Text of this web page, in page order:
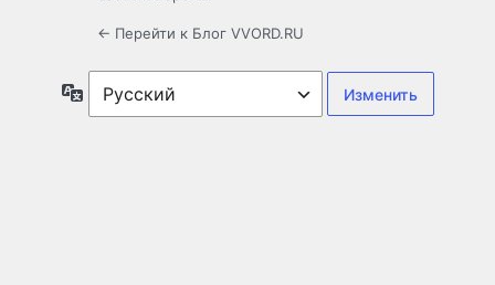
← Перейти к Блог VVORD.RU
Язык